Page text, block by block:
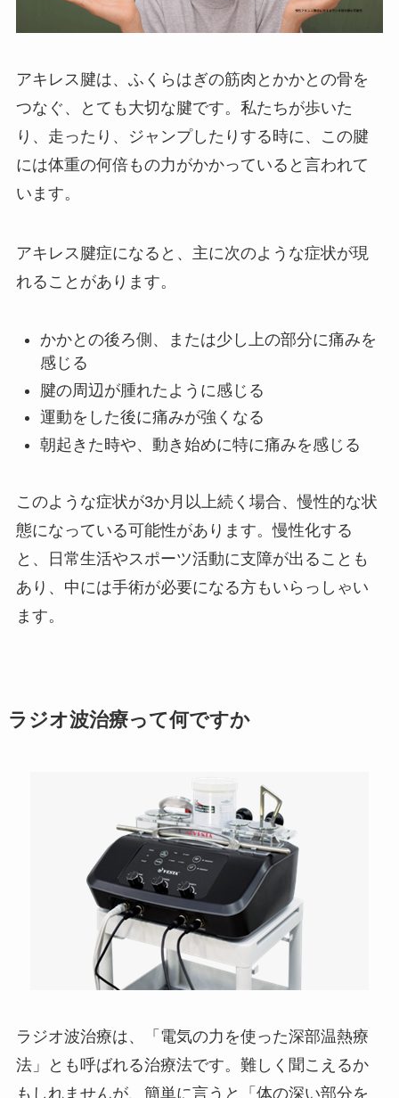
アキレス腱は、ふくらはぎの筋肉とかかとの骨を
つなぐ、とても大切な腱です。私たちが歩いた
り、走ったり、ジャンプしたりする時に、この腱
には体重の何倍もの力がかかっていると言われて
います。
アキレス腱症になると、主に次のような症状が現
れることがあります。
かかとの後ろ側、または少し上の部分に痛みを
感じる
腱の周辺が腫れたように感じる
運動をした後に痛みが強くなる
朝起きた時や、動き始めに特に痛みを感じる
このような症状が3か月以上続く場合、慢性的な状
態になっている可能性があります。慢性化する
と、日常生活やスポーツ活動に支障が出ることも
あり、中には手術が必要になる方もいらっしゃい
ます。
ラジオ波治療って何ですか
ラジオ波治療は、「電気の力を使った深部温熱療
法」とも呼ばれる治療法です。難しく聞こえるか
もしれませんが、簡単に言うと「体の深い部分を